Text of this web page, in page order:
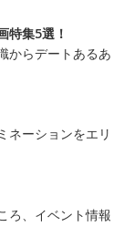
特集5選！
からデートあるあ
ネーションをエリ
ろ、イベント情報